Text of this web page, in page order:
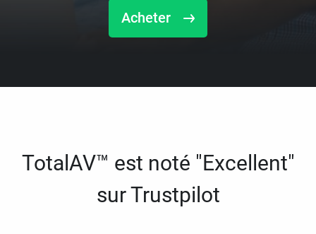
Acheter
TotalAV™ est noté "Excellent"
sur Trustpilot